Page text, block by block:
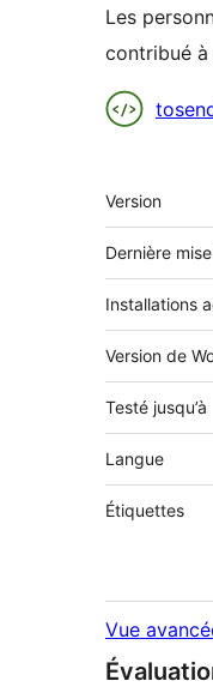
Les
contribué
Méta
Version
Dernière
Installations
Version de
Testé jusqu’à
Langue
Étiquettes
Vue